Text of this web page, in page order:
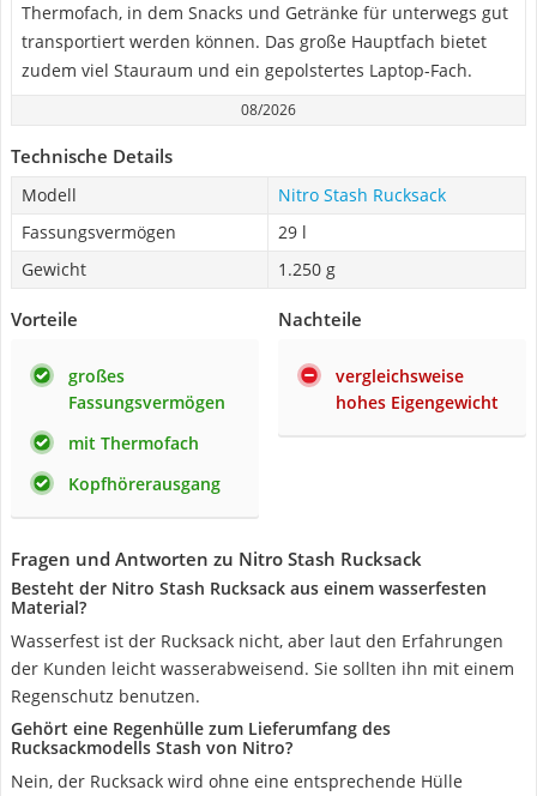
Thermofach, in dem Snacks und Getränke für unterwegs gut
transportiert werden können. Das große Hauptfach bietet
zudem viel Stauraum und ein gepolstertes Laptop-Fach.
08/2026
Technische Details
Modell
Nitro Stash Rucksack
Fassungsvermögen
29 l
Gewicht
1.250 g
Vorteile
großes
Fassungsvermögen
mit Thermofach
Kopfhörerausgang
Nachteile
vergleichsweise
hohes Eigengewicht
Fragen und Antworten zu Nitro Stash Rucksack
Besteht der Nitro Stash Rucksack aus einem wasserfesten
Material?
Wasserfest ist der Rucksack nicht, aber laut den Erfahrungen
der Kunden leicht wasserabweisend. Sie sollten ihn mit einem
Regenschutz benutzen.
Gehört eine Regenhülle zum Lieferumfang des
Rucksackmodells Stash von Nitro?
Nein, der Rucksack wird ohne eine entsprechende Hülle